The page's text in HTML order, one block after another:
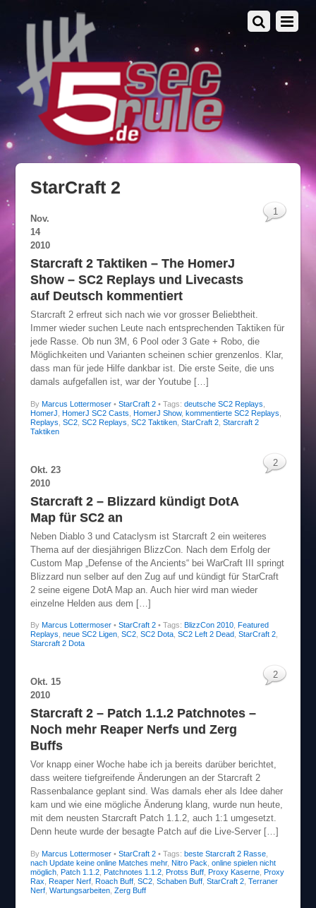
StarCraft 2
Nov.
14
2010
Starcraft 2 Taktiken – The HomerJ
Show – SC2 Replays und Livecasts
auf Deutsch kommentiert
Starcraft 2 erfreut sich nach wie vor grosser Beliebtheit.
Immer wieder suchen Leute nach entsprechenden Taktiken für
jede Rasse. Ob nun 3M, 6 Pool oder 3 Gate + Robo, die
Möglichkeiten und Varianten scheinen schier grenzenlos. Klar,
dass man für jede Hilfe dankbar ist. Die erste Seite, die uns
damals aufgefallen ist, war der Youtube […]
By Marcus Lottermoser• StarCraft 2
1
• Tags: deutsche SC2 Replays
HomerJ HomerJ SC2 Casts HomerJ Show, kommentierte SC2 Replays
Replays SC2, SC2 Replays SC2 Taktiken, StarCraft 2, Starcraft 2
Taktiken
Okt. 23
2010
Starcraft 2 – Blizzard kündigt DotA
Map für SC2 an
Neben Diablo 3 und Cataclysm ist Starcraft 2 ein weiteres
Thema auf der diesjährigen BlizzCon. Nach dem Erfolg der
Custom Map „Defense of the Ancients“ bei WarCraft III springt
Blizzard nun selber auf den Zug auf und kündigt für StarCraft
2 seine eigene DotA Map an. Auch hier wird man wieder
einzelne Helden aus dem […]
By Marcus Lottermoser• StarCraft 2
2
• Tags: BlizzCon 2010, Featured
Replays neue SC2 Ligen, SC2, SC2 Dota, SC2 Left 2 Dead, StarCraft 2,
Starcraft 2 Dota
Okt. 15
2010
Starcraft 2 – Patch 1.1.2 Patchnotes –
Noch mehr Reaper Nerfs und Zerg
Buffs
Vor knapp einer Woche habe ich ja bereits darüber berichtet,
dass weitere tiefgreifende Änderungen an der Starcraft 2
Rassenbalance geplant sind. Was damals eher als Idee daher
kam und wie eine mögliche Änderung klang, wurde nun heute,
mit dem neusten Starcraft Patch 1.1.2, auch 1:1 umgesetzt.
Denn heute wurde der besagte Patch auf die Live-Server […]
By Marcus Lottermoser• StarCraft 2
2
• Tags: beste Starcraft 2 Rasse,
nach Update keine online Matches mehr, Nitro Pack online spielen nicht
möglich, Patch 1.1.2, Patchnotes 1.1.2, Protss Buff, Proxy Kaserne, Proxy
Rax Reaper Nerf, Roach Buff, SC2, Schaben Buff, StarCraft 2, Terraner
Nerf, Wartungsarbeiten, Zerg Buff